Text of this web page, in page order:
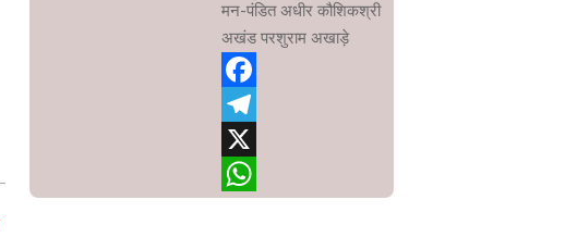
मन-पंडित अधीर कौशिकश्री
अखंड परशुराम अखाड़े
Facebook
Telegram
X